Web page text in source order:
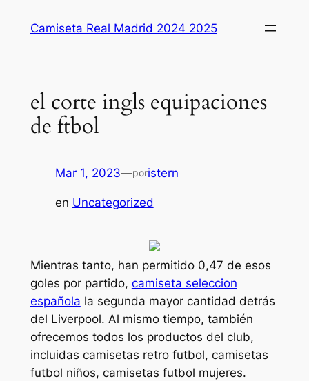
Camiseta Real Madrid 2024 2025
el corte ingls equipaciones
de ftbol
Mar 1, 2023—poristern
en Uncategorized
Mientras tanto, han permitido 0,47 de esos
goles por partido, camiseta seleccion
española la segunda mayor cantidad detrás
del Liverpool. Al mismo tiempo, también
ofrecemos todos los productos del club,
incluidas camisetas retro futbol, camisetas
futbol niños, camisetas futbol mujeres.